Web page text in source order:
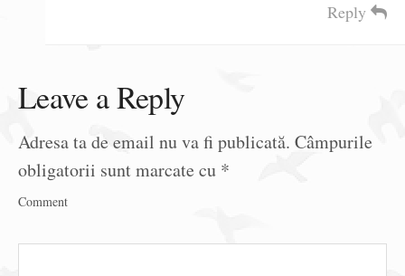
Reply
Leave a Reply
Adresa ta de email nu va fi publicată. Câmpurile
obligatorii sunt marcate cu *
Comment